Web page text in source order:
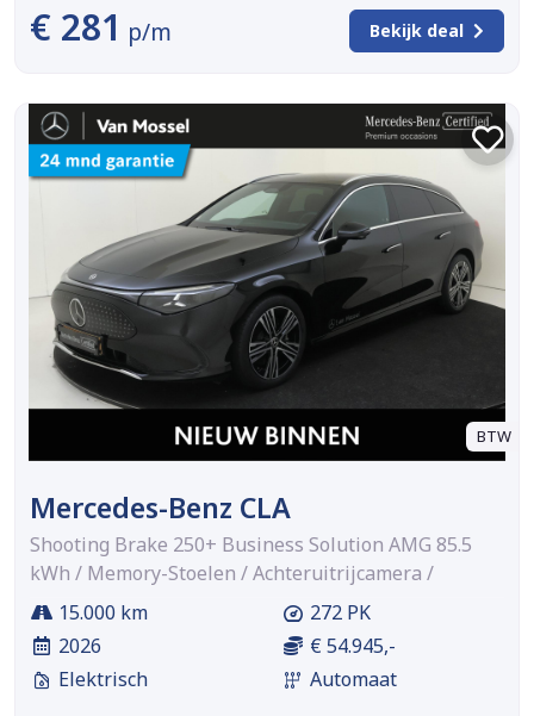
€ 281 p/m Bekijk deal
BTW
Mercedes-Benz CLA
Shooting Brake 250+ Business Solution AMG 85.5
kWh / Memory-Stoelen / Achteruitrijcamera /
15.000 km
2026
Elektrisch
272 PK
€ 54.945,-
Automaat